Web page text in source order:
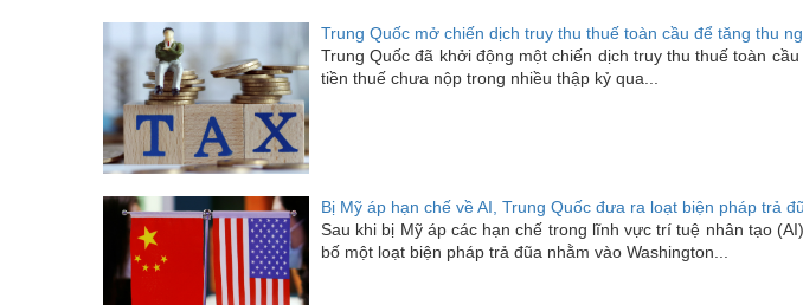
Trung Quốc mở chiến dịch truy thu thuế toàn cầu để tăng thu
Trung Quốc đã khởi động một chiến dịch truy thu thuế toàn
tiền thuế chưa nộp trong nhiều thập kỷ qua...
Bị Mỹ áp hạn chế về AI, Trung Quốc đưa ra loạt biện pháp trả
Sau khi bị Mỹ áp các hạn chế trong lĩnh vực trí tuệ nhân tạo
bố một loạt biện pháp trả đũa nhằm vào Washington...